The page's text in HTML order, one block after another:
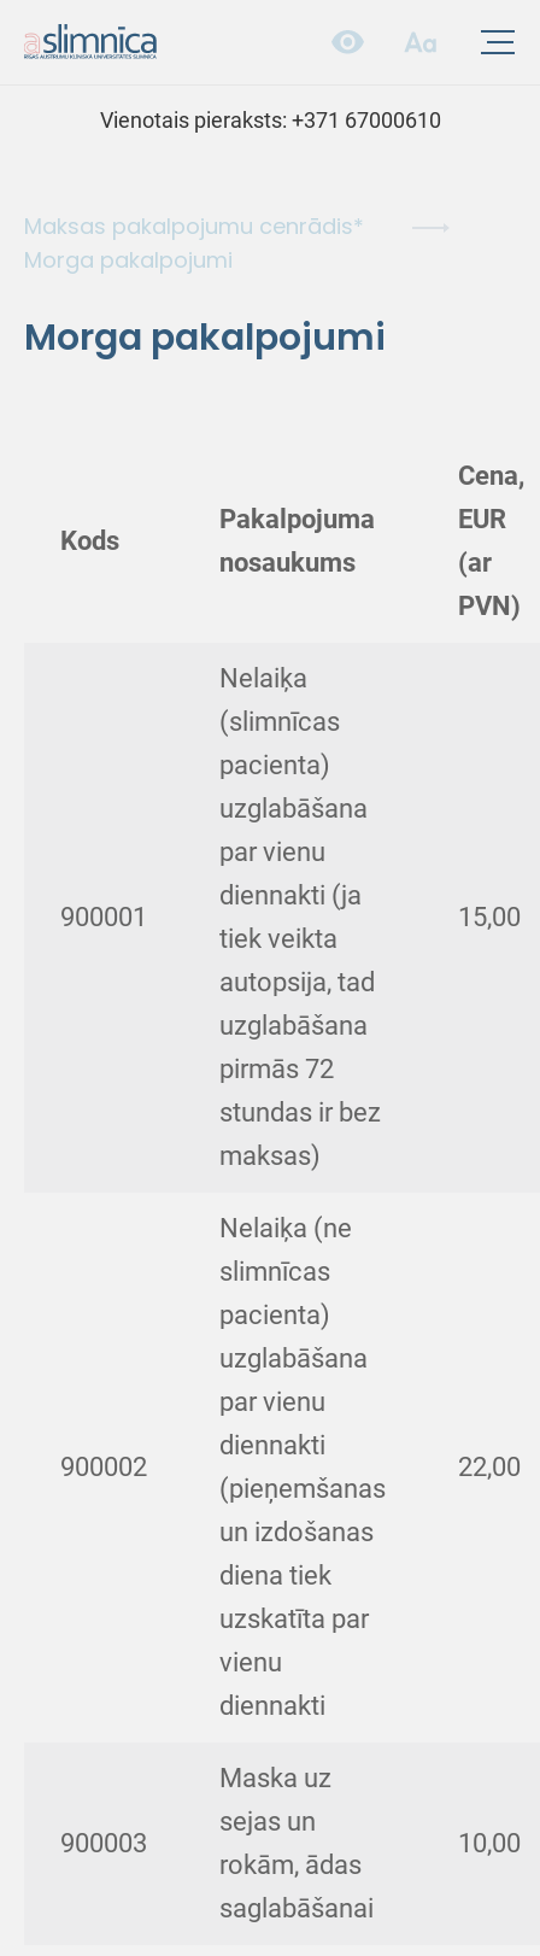
Vienotais pieraksts: +371 67000610
Maksas pakalpojumu cenrādis*
Morga pakalpojumi
Morga pakalpojumi
Kods
Pakalpojuma
nosaukums
Cena,
EUR
(ar
PVN)
900001
Nelaiķa
(slimnīcas
pacienta)
uzglabāšana
par vienu
diennakti (ja
tiek veikta
autopsija, tad
uzglabāšana
pirmās 72
stundas ir bez
maksas)
15,00
900002
Nelaiķa (ne
slimnīcas
pacienta)
uzglabāšana
par vienu
diennakti
(pieņemšanas
un izdošanas
diena tiek
uzskatīta par
vienu
diennakti
22,00
900003
Maska uz
sejas un
rokām, ādas
saglabāšanai
10,00